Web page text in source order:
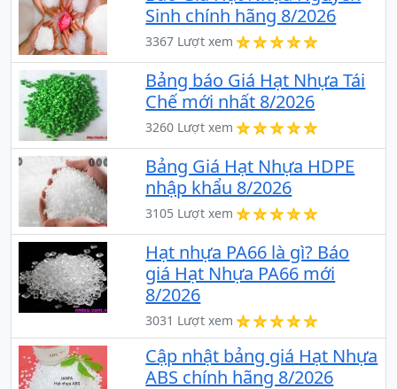
Sinh chính hãng 8/2026
3367 Lượt xem
Bảng báo Giá Hạt Nhựa Tái
Chế mới nhất 8/2026
3260 Lượt xem
Bảng Giá Hạt Nhựa HDPE
nhập khẩu 8/2026
3105 Lượt xem
Hạt nhựa PA66 là gì? Báo
giá Hạt Nhựa PA66 mới
8/2026
3031 Lượt xem
Cập nhật bảng giá Hạt Nhựa
ABS chính hãng 8/2026